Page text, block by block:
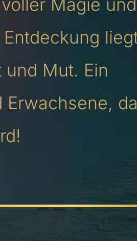
Magie und
Mut. Ein